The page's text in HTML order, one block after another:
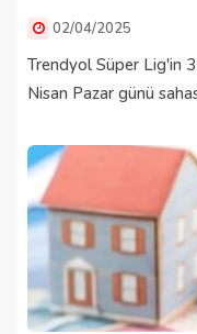
02/04/2025
Trendyol Süper Lig'in
Nisan Pazar günü